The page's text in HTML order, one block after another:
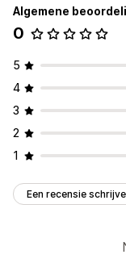
Algemene
0
5
4
3
2
1
Een recensie